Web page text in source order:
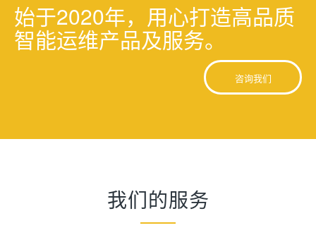
始于2020年，用心打造高品质
智能运维产品及服务。
咨询我们
我们的服务